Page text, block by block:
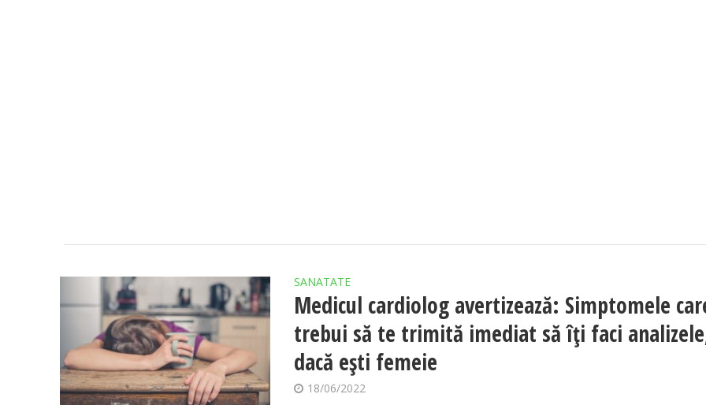
SANATATE
Medicul cardiolog avertizează: Simptomele
trebui să te trimită imediat să îți faci
dacă ești femeie
18/06/2022